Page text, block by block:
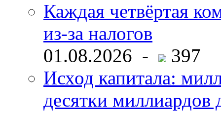
Каждая четвёртая
из-за налогов
01.08.2026 -
397
Исход капитала:
десятки миллиардов